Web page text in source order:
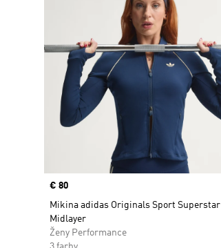
Price
€ 80
Mikina adidas Originals Sport Superstar
Midlayer
Ženy Performance